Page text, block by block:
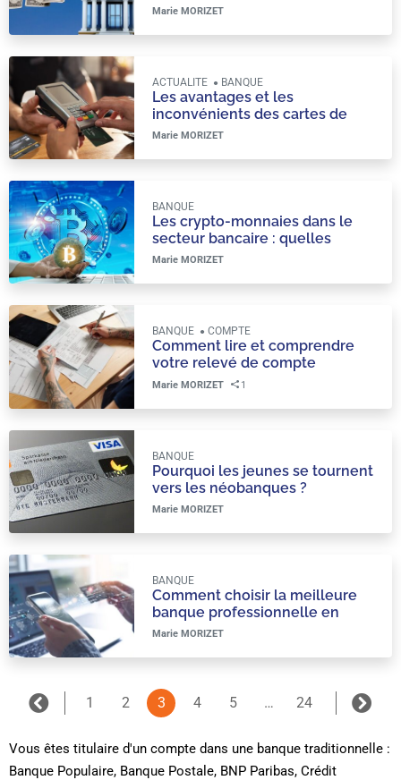
d’argent : les mesures et les
Marie MORIZET
Les avantages et les
inconvénients des cartes de
crédit : comment utiliser
ACTUALITE BANQUE
Marie MORIZET
Les crypto-monnaies dans le
secteur bancaire : quelles
implications pour les clients et
BANQUE
Marie MORIZET
Comment lire et comprendre
votre relevé de compte
bancaire ?
BANQUE COMPTE
Marie MORIZET 1
Pourquoi les jeunes se tournent
vers les néobanques ?
BANQUE
Marie MORIZET
Comment choisir la meilleure
banque professionnelle en
ligne pour votre entreprise
BANQUE
Marie MORIZET
1 2 3 4 5 … 24
Vous êtes titulaire d'un compte dans une banque traditionnelle :
Banque Populaire, Banque Postale, BNP Paribas, Crédit